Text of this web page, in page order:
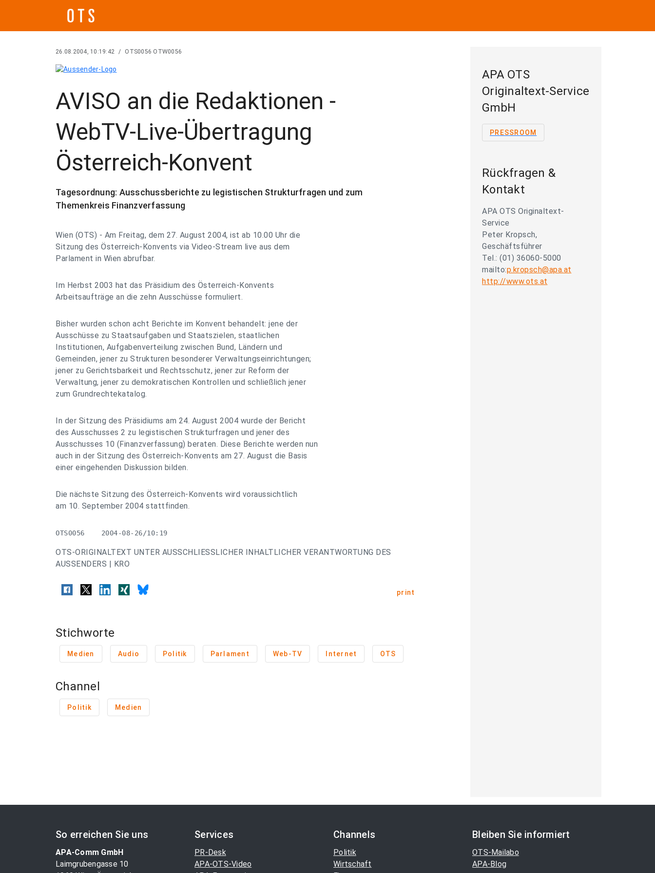
26.08.2004, 10:19:42 / OTS0056 OTW0056
AVISO an die Redaktionen -
WebTV-Live-Übertragung
Österreich-Konvent
Tagesordnung: Ausschussberichte zu legistischen Strukturfragen und zum
Themenkreis Finanzverfassung
Wien (OTS) - Am Freitag, dem 27. August 2004, ist ab 10.00 Uhr die
Sitzung des Österreich-Konvents via Video-Stream live aus dem
Parlament in Wien abrufbar.
Im Herbst 2003 hat das Präsidium des Österreich-Konvents
Arbeitsaufträge an die zehn Ausschüsse formuliert.
Bisher wurden schon acht Berichte im Konvent behandelt: jene der
Ausschüsse zu Staatsaufgaben und Staatszielen, staatlichen
Institutionen, Aufgabenverteilung zwischen Bund, Ländern und
Gemeinden, jener zu Strukturen besonderer Verwaltungseinrichtungen;
jener zu Gerichtsbarkeit und Rechtsschutz, jener zur Reform der
Verwaltung, jener zu demokratischen Kontrollen und schließlich jener
zum Grundrechtekatalog.
In der Sitzung des Präsidiums am 24. August 2004 wurde der Bericht
des Ausschusses 2 zu legistischen Strukturfragen und jener des
Ausschusses 10 (Finanzverfassung) beraten. Diese Berichte werden nun
auch in der Sitzung des Österreich-Konvents am 27. August die Basis
einer eingehenden Diskussion bilden.
Die nächste Sitzung des Österreich-Konvents wird voraussichtlich
am 10. September 2004 stattfinden.
OTS0056    2004-08-26/10:19
OTS-ORIGINALTEXT UNTER AUSSCHLIESSLICHER INHALTLICHER VERANTWORTUNG DES
AUSSENDERS | KRO
print
Stichworte
Medien Audio Politik Parlament Web-TV Internet OTS
Channel
Politik Medien
APA OTS
Originaltext-Service
GmbH
PRESSROOM
Rückfragen &
Kontakt
APA OTS Originaltext-
Service
Peter Kropsch,
Geschäftsführer
Tel.: (01) 36060-5000
mailto:p.kropsch@apa.at
http://www.ots.at
So erreichen Sie uns
APA-Comm GmbH
Laimgrubengasse 10
Services
PR-Desk
APA-OTS-Video
Channels
Politik
Wirtschaft
Bleiben Sie informiert
OTS-Mailabo
APA-Blog